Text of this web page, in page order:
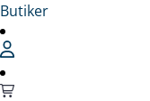
Butiker